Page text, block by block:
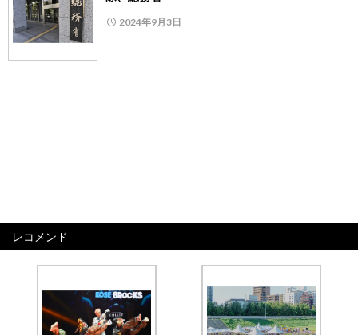
2024年9月3日
レコメンド